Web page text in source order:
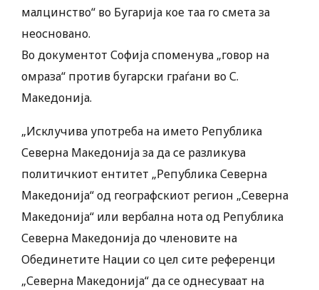
малцинство“ во Бугарија кое таа го смета за
неосновано.
Во документот Софија споменува „говор на
омраза“ против бугарски граѓани во С.
Македонија.
„Исклучива употреба на името Република
Северна Македонија за да се разликува
политичкиот ентитет „Република Северна
Македонија“ од географскиот регион „Северна
Македонија“ или вербална нота од Република
Северна Македонија до членовите на
Обединетите Нации со цел сите референци
„Северна Македонија“ да се однесуваат на